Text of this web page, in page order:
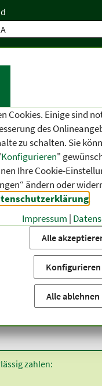
THEMEN-
BEREICHE
Startseite
zahlen:
Cookies. Einige sind
des
zu schalten. Sie
Konfigurieren"
Ihre Cookie-
ändern oder
Impressum |
Alle
Konfigurieren
Alle ablehnen